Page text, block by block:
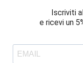
Iscriviti
e ricevi un